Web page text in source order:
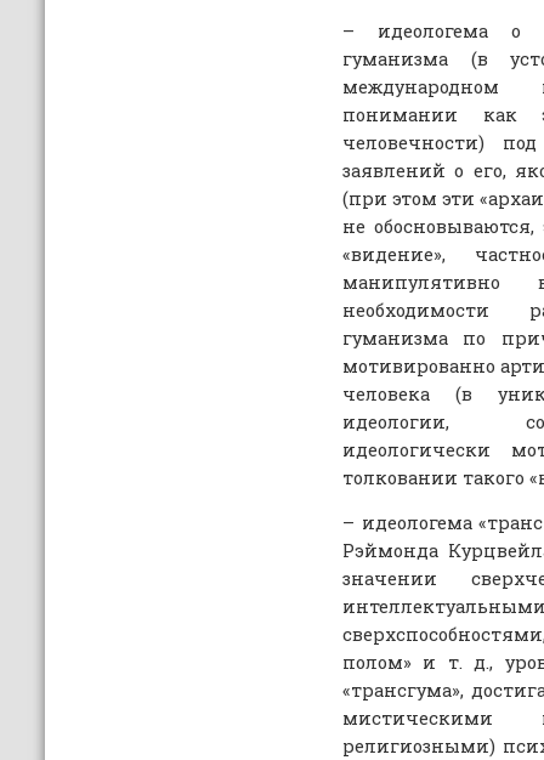
– идеологема о
гуманизма (в
международном
понимании как
человечности)
заявлений о его,
(при этом эти
не обосновываются,
«видение»,
необходимости
гуманизма по
мотивированно
человека (в
идеологии,
идеологически
толковании такого
– идеологема
Рэймонда
значении
полом» и т. д.,
«трансгума»,
религиозными)